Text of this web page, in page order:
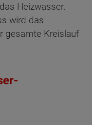
Heizwasser.
wird das
gesamte Kreislauf